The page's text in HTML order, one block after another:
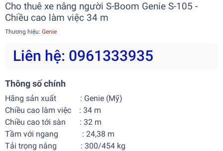
Cho thuê xe nâng người S-Boom Genie S-105 -
Chiều cao làm việc 34 m
Thương hiệu: Genie
Liên hệ: 0961333935
Thông số chính
Hãng sản xuất : Genie (Mỹ)
Chiều cao làm việc : 34 m
Chiều cao tới sàn : 32 m
Tầm với ngang : 24,38 m
Tải trọng nâng : 300/454 kg